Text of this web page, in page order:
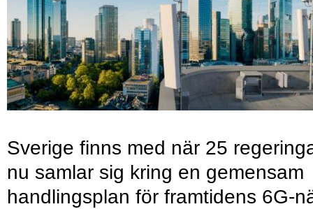
Sverige finns med när 25
nu samlar sig kring en gemensam
handlingsplan för framtidens 6G-